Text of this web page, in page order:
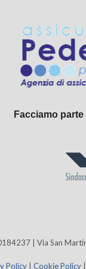
Facciamo parte
| Via San
Policy| Cookie Policy|